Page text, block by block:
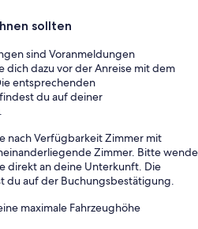
sollten
sind Voranmeldungen
dich dazu vor der Anreise mit dem
entsprechenden
du auf deiner
nach Verfügbarkeit Zimmer mit
Zimmer. Bitte wende
direkt an deine Unterkunft. Die
du auf der Buchungsbestätigung.
maximale Fahrzeughöhe